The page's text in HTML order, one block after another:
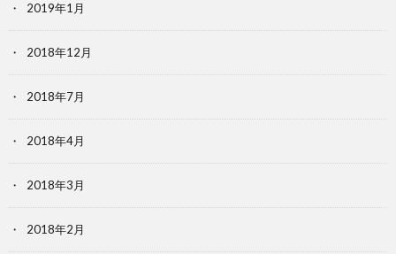
2019年1月
2018年12月
2018年7月
2018年4月
2018年3月
2018年2月